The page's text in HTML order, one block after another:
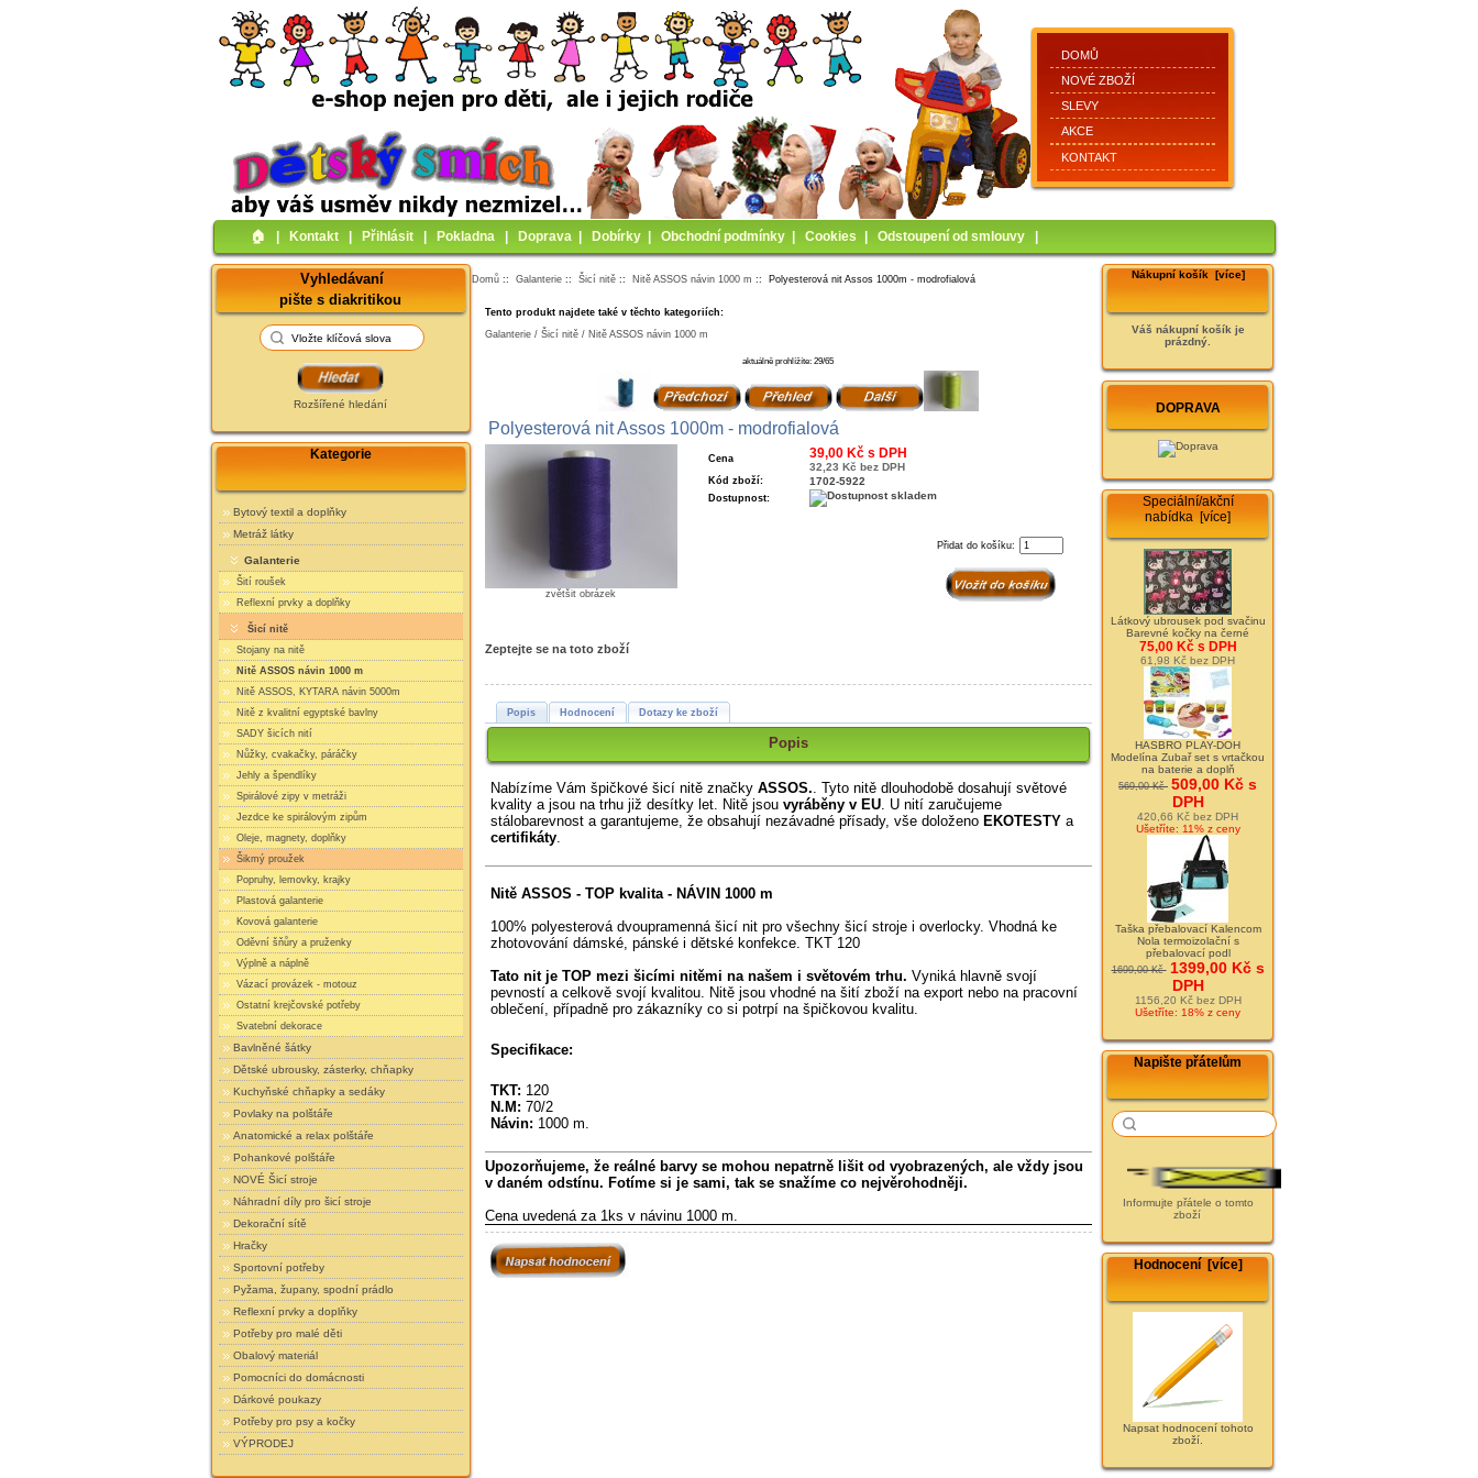
DOMŮ
NOVÉ ZBOŽÍ
SLEVY
AKCE
KONTAKT
🏠︎ Kontakt Přihlásit Pokladna Doprava Dobírky Obchodní podmínky Cookies Odstoupení od smlouvy
Vyhledávaní
pište s diakritikou
Rozšířené hledání
Kategorie
Bytový textil a doplňky
Metráž látky
Galanterie
Šití roušek
Reflexní prvky a doplňky
Šicí nitě
Stojany na nitě
Nitě ASSOS návin 1000 m
Nitě ASSOS, KYTARA návin 5000m
Nitě z kvalitní egyptské bavlny
SADY šicích nití
Nůžky, cvakačky, páráčky
Jehly a špendlíky
Spirálové zipy v metráži
Jezdce ke spirálovým zipům
Oleje, magnety, doplňky
Šikmý proužek
Popruhy, lemovky, krajky
Plastová galanterie
Kovová galanterie
Oděvní šňůry a pruženky
Výplně a náplně
Vázací provázek - motouz
Ostatní krejčovské potřeby
Svatební dekorace
Bavlněné šátky
Dětské ubrousky, zásterky, chňapky
Kuchyňské chňapky a sedáky
Povlaky na polštáře
Anatomické a relax polštáře
Pohankové polštáře
NOVÉ Šicí stroje
Náhradní díly pro šicí stroje
Dekorační sítě
Hračky
Sportovní potřeby
Pyžama, župany, spodní prádlo
Reflexní prvky a doplňky
Potřeby pro malé děti
Obalový materiál
Pomocníci do domácnosti
Dárkové poukazy
Potřeby pro psy a kočky
VÝPRODEJ
Domů ::Galanterie ::Šicí nitě :: Nitě ASSOS návin 1000 m :: Polyesterová nit Assos 1000m - modrofialová
Tento produkt najdete také v těchto kategoriích:
Galanterie / Šicí nitě / Nitě ASSOS návin 1000 m
aktuálně prohlížíte: 29/65
Polyesterová nit Assos 1000m - modrofialová
zvětšit obrázek
Cena 39,00 Kč s DPH
32,23 Kč bez DPH
Kód zboží: 1702-5922
Dostupnost:
Přidat do košíku:
Zeptejte se na toto zboží
Popis Hodnocení Dotazy ke zboží
Popis
Nabízíme Vám špičkové šicí nitě značkyASSOS.. Tyto nitě dlouhodobě dosahují světové
kvality a jsou na trhu již desítky let. Nitě jsouvyráběny v EU. U nití zaručujeme
stálobarevnost a garantujeme, že obsahují nezávadné přísady, vše doloženo EKOTESTY a
certifikáty.
Nitě ASSOS - TOP kvalita - NÁVIN 1000 m
100% polyesterová dvoupramenná šicí nit pro všechny šicí stroje i overlocky. Vhodná ke
zhotovování dámské, pánské i dětské konfekce. TKT 120
Tato nit je TOP mezi šicími nitěmi na našem i světovém trhu.Vyniká hlavně svojí
pevností a celkově svojí kvalitou. Nitě jsou vhodné na šití zboží na export nebo na pracovní
oblečení, případně pro zákazníky co si potrpí na špičkovou kvalitu.
Specifikace:
TKT: 120
N.M: 70/2
Návin: 1000 m.
Upozorňujeme, že reálné barvy se mohou nepatrně lišit od vyobrazených, ale vždy jsou
v daném odstínu. Fotíme si je sami, tak se snažíme co nejvěrohodněji.
Cena uvedená za 1ks v návinu 1000 m.
Nákupní košík [více]
Váš nákupní košík je
prázdný.
DOPRAVA
Speciální/akční
nabídka [více]
Látkový ubrousek pod svačinu
Barevné kočky na černé
75,00 Kč s DPH
61,98 Kč bez DPH
HASBRO PLAY-DOH
Modelína Zubař set s vrtačkou
na baterie a doplň
569,00 Kč 509,00 Kč s
DPH
420,66 Kč bez DPH
Ušetříte: 11% z ceny
Taška přebalovací Kalencom
Nola termoizolační s
přebalovací podl
1699,00 Kč 1399,00 Kč s
DPH
1156,20 Kč bez DPH
Ušetříte: 18% z ceny
Napište přátelům
Informujte přátele o tomto
zboží
Hodnocení [více]
Napsat hodnocení tohoto
zboží.